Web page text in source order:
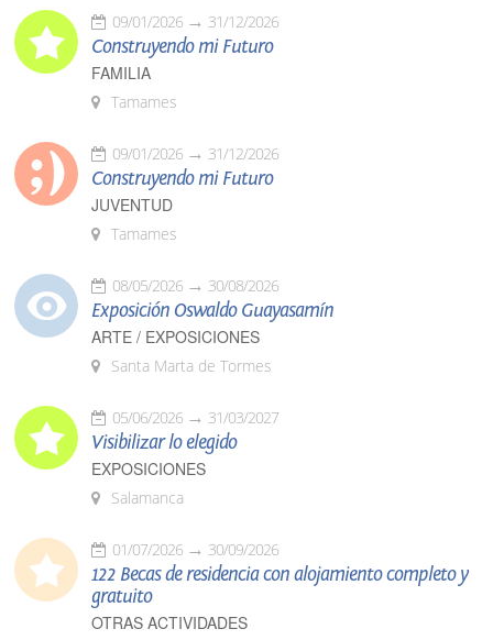
09/01/2026 31/12/2026
Construyendo mi Futuro
FAMILIA
Tamames
09/01/2026 31/12/2026
Construyendo mi Futuro
JUVENTUD
Tamames
08/05/2026 30/08/2026
Exposición Oswaldo Guayasamín
ARTE / EXPOSICIONES
Santa Marta de Tormes
05/06/2026 31/03/2027
Visibilizar lo elegido
EXPOSICIONES
Salamanca
01/07/2026 30/09/2026
122 Becas de residencia con alojamiento completo y
gratuito
OTRAS ACTIVIDADES